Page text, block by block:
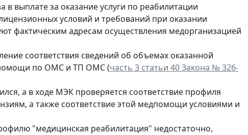
выплате за оказание услуги по реабилитации
условий и требований при оказании
фактическим адресам осуществления медорганизацией
соответствия сведений об объемах оказанной
по ОМС и ТП ОМС (часть 3 статьи 40 Закона № 326-
а в ходе МЭК проверяется соответствие профиля
а также соответствие этой медпомощи условиями и
"медицинская реабилитация" недостаточно,